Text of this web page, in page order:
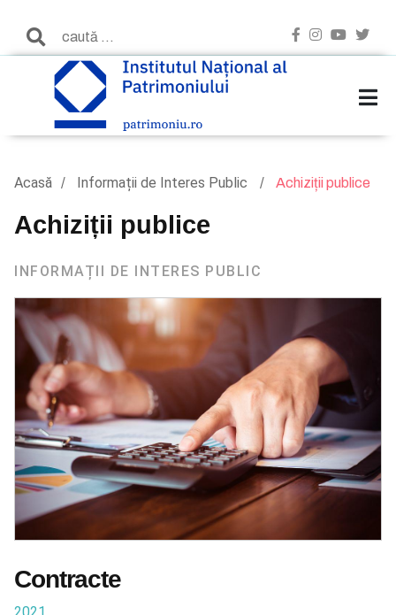
Acasă Informații de Interes Public Achiziții publice
Achiziții publice
INFORMAȚII DE INTERES PUBLIC
Contracte